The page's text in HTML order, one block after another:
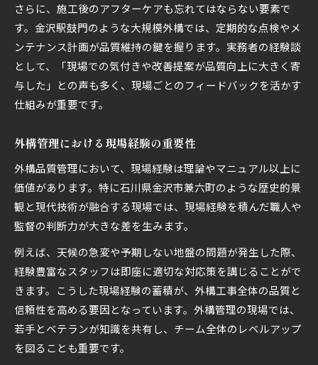
さらに、施工後のアフターケアも忘れてはならない要素で
す。金沢駅鼓門のような大規模外構では、定期的な点検やメ
ンテナンス計画が品質維持の鍵を握ります。実務者の経験談
として、「現場での気付きや改善提案が品質向上に大きく寄
与した」との声も多く、現場ごとのフィードバックを活かす
仕組みが重要です。
外構管理における現場経験の重要性
外構品質管理において、現場経験は理論やマニュアル以上に
価値があります。特に石川県金沢市兼六町のような歴史的景
観と現代技術が融合する現場では、現場経験を積んだ職人や
監督の判断力が大きな差を生みます。
例えば、天候の急変や予期しない地盤の問題が発生した際、
経験豊富なスタッフは即座に適切な対応策を講じることがで
きます。こうした現場経験の蓄積が、外構工事全体の品質と
信頼性を高める要因となっています。外構管理の現場では、
若手とベテランが知識を共有し、チーム全体のレベルアップ
を図ることも重要です。